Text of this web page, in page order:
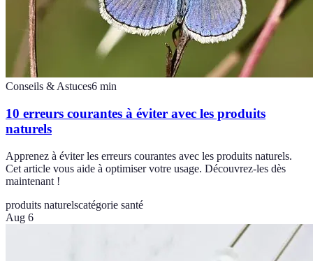
Conseils & Astuces6 min
10 erreurs courantes à éviter avec les produits
naturels
Apprenez à éviter les erreurs courantes avec les produits naturels.
Cet article vous aide à optimiser votre usage. Découvrez-les dès
maintenant !
produits naturelscatégorie santé
Aug 6